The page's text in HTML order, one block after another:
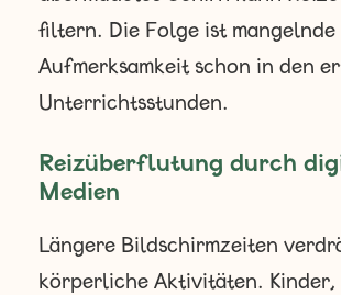
filtern. Die Folge ist mangelnde
Aufmerksamkeit schon in den
Unterrichtsstunden.
Reizüberflutung durch
Medien
Längere Bildschirmzeiten
körperliche Aktivitäten. Kinder,